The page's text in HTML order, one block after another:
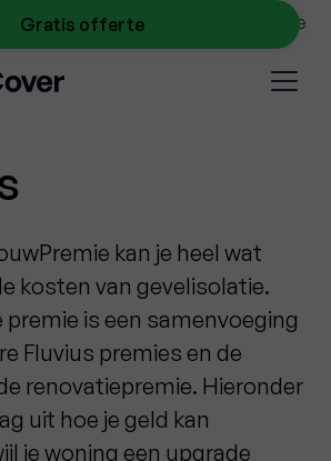
info@care2cover.be
0467 09 40 45
Gratis offerte
kan je heel wat
kosten van gevelisolatie.
premie is een samenvoeging
Fluvius premies en de
renovatiepremie. Hieronder
uit hoe je geld kan
je woning een upgrade